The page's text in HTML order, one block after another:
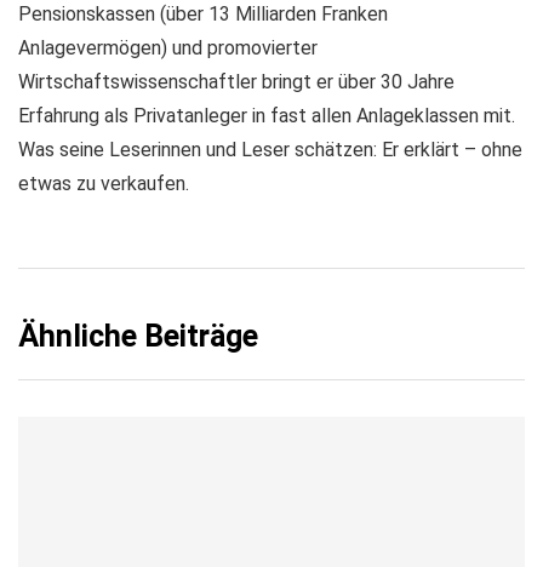
Pensionskassen (über 13 Milliarden Franken
Anlagevermögen) und promovierter
Wirtschaftswissenschaftler bringt er über 30 Jahre
Erfahrung als Privatanleger in fast allen Anlageklassen mit.
Was seine Leserinnen und Leser schätzen: Er erklärt – ohne
etwas zu verkaufen.
Ähnliche Beiträge